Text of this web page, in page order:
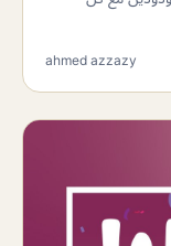
ahmed azzazy